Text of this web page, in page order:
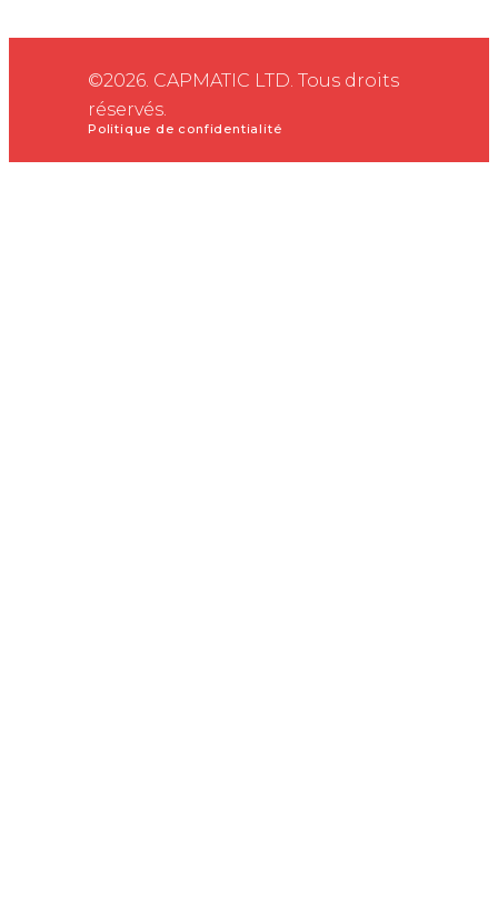
©2026. CAPMATIC LTD. Tous droits
réservés.
Politique de confidentialité